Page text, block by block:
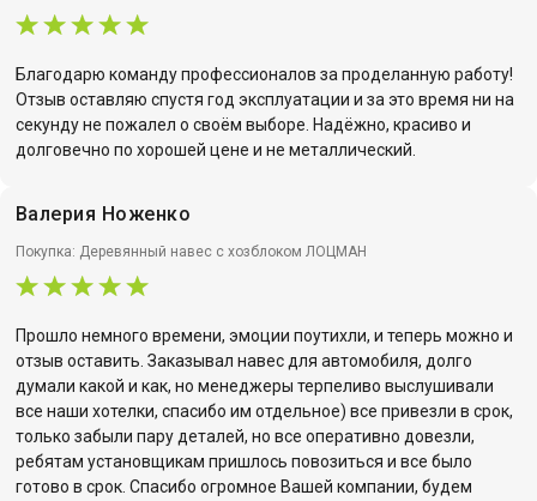
Благодарю команду профессионалов за проделанную работу!
Отзыв оставляю спустя год эксплуатации и за это время ни на
секунду не пожалел о своём выборе. Надёжно, красиво и
долговечно по хорошей цене и не металлический.
Валерия Ноженко
Покупка: Деревянный навес с хозблоком ЛОЦМАН
Прошло немного времени, эмоции поутихли, и теперь можно и
отзыв оставить. Заказывал навес для автомобиля, долго
думали какой и как, но менеджеры терпеливо выслушивали
все наши хотелки, спасибо им отдельное) все привезли в срок,
только забыли пару деталей, но все оперативно довезли,
ребятам установщикам пришлось повозиться и все было
готово в срок. Спасибо огромное Вашей компании, будем